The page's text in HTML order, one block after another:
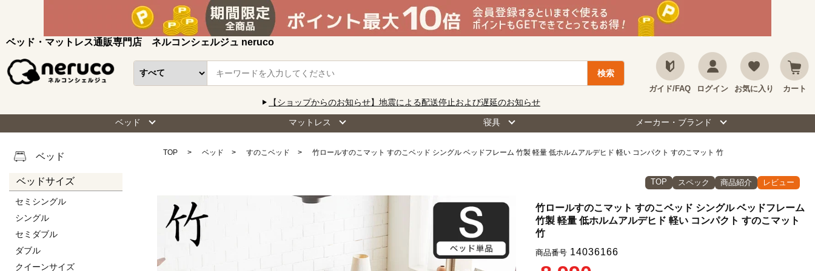
ベッド・マットレス通販専門店 ネルコンシェルジュ neruco
ガイド/FAQ ログイン お気に入り カート
【ショップからのお知らせ】地震による配送停止および遅延のお知らせ
ベッド マットレス 寝具 メーカー・ブランド
ベッド
ベッドサイズ
セミシングル
シングル
セミダブル
ダブル
クイーンサイズ
TOP ベッド すのこベッド 竹ロールすのこマット すのこベッド シングル ベッドフレーム 竹製 軽量 低ホルムアルデヒド 軽い コンパクト すのこマット 竹
TOP スペック 商品紹介 レビュー
竹ロールすのこマット すのこベッド シングル ベッドフレーム
竹製 軽量 低ホルムアルデヒド 軽い コンパクト すのこマット
竹
商品番号14036166